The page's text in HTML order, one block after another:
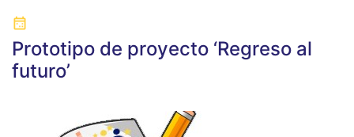
Prototipo de proyecto ‘Regreso al
futuro’